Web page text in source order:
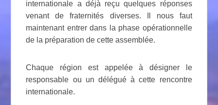
internationale a déjà reçu quelques réponses
venant de fraternités diverses. Il nous faut
maintenant entrer dans la phase opérationnelle
de la préparation de cette assemblée.
Chaque région est appelée à désigner le
responsable ou un délégué à cette rencontre
internationale.